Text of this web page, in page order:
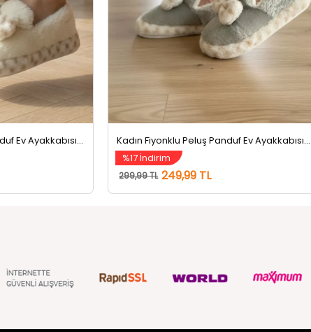
Kadın Fiyonklu Peluş Panduf Ev Ayakkabısı Krem
Kadın Fiyonklu Peluş Panduf Ev Ayakkabısı Açıkmint
%17 İndirim
299,99 TL 249,99 TL